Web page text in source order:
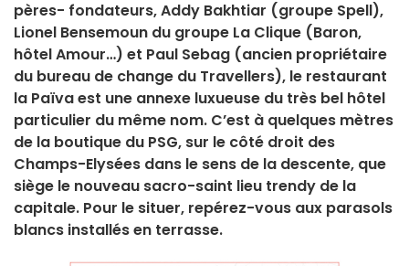
pères- fondateurs, Addy Bakhtiar (groupe Spell),
Lionel Bensemoun du groupe La Clique (Baron,
hôtel Amour…) et Paul Sebag (ancien propriétaire
du bureau de change du Travellers), le restaurant
la Païva est une annexe luxueuse du très bel hôtel
particulier du même nom. C’est à quelques mètres
de la boutique du PSG, sur le côté droit des
Champs-Elysées dans le sens de la descente, que
siège le nouveau sacro-saint lieu trendy de la
capitale. Pour le situer, repérez-vous aux parasols
blancs installés en terrasse.